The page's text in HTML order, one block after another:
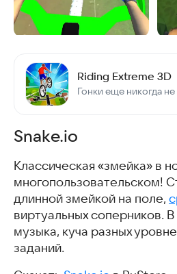
Riding Extreme 3D
Snake.io
Классическая «змейка» в
многопользовательском!
длинной змейкой на поле,
виртуальных соперников.
музыка, куча разных
заданий.